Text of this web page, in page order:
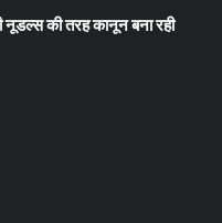
की तरह कानून बना रही